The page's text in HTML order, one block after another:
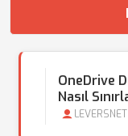
OneDrive
Nasıl
LEVERSNET